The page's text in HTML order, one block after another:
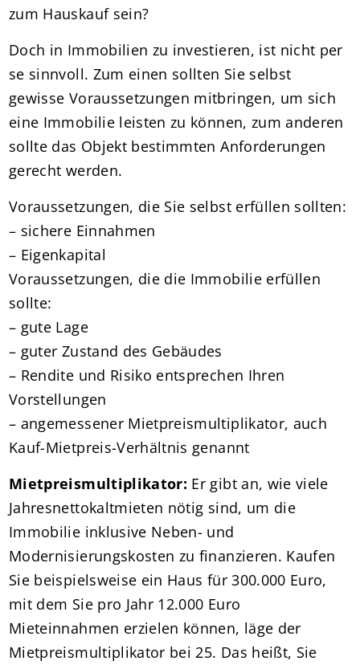
zum Hauskauf sein?
Doch in Immobilien zu investieren, ist nicht per
se sinnvoll. Zum einen sollten Sie selbst
gewisse Voraussetzungen mitbringen, um sich
eine Immobilie leisten zu können, zum anderen
sollte das Objekt bestimmten Anforderungen
gerecht werden.
Voraussetzungen, die Sie selbst erfüllen sollten:
– sichere Einnahmen
– Eigenkapital
Voraussetzungen, die die Immobilie erfüllen
sollte:
– gute Lage
– guter Zustand des Gebäudes
– Rendite und Risiko entsprechen Ihren
Vorstellungen
– angemessener Mietpreismultiplikator, auch
Kauf-Mietpreis-Verhältnis genannt
Mietpreismultiplikator: Er gibt an, wie viele
Jahresnettokaltmieten nötig sind, um die
Immobilie inklusive Neben- und
Modernisierungskosten zu finanzieren. Kaufen
Sie beispielsweise ein Haus für 300.000 Euro,
mit dem Sie pro Jahr 12.000 Euro
Mieteinnahmen erzielen können, läge der
Mietpreismultiplikator bei 25. Das heißt, Sie